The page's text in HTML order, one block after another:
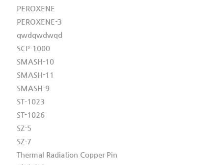
PEROXENE
PEROXENE-3
qwdqwdwqd
SCP-1000
SMASH-10
SMASH-11
SMASH-9
ST-1023
ST-1026
SZ-5
SZ-7
Thermal Radiation Copper Pin